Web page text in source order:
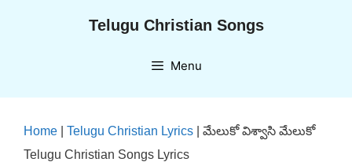
Telugu Christian Songs
Menu
Home Telugu Christian Lyrics
మేలుకో విశ్వాసి మేలుకో
Telugu Christian Songs Lyrics